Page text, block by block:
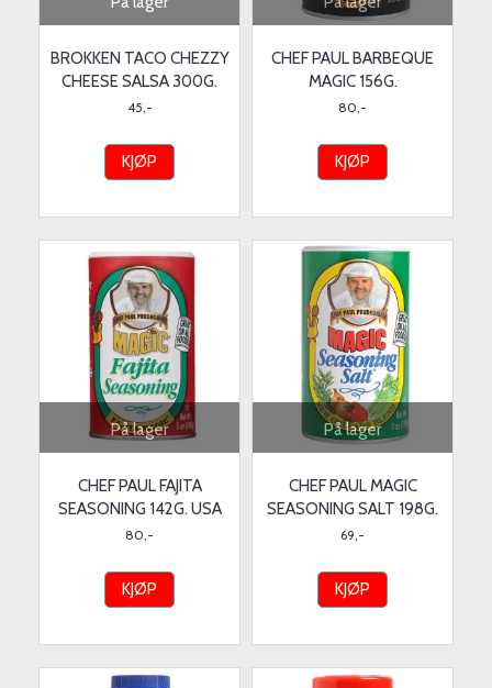
BROKKEN TACO CHEZZY
CHEESE SALSA 300G.
45,-
KJØP
CHEF PAUL BARBEQUE
MAGIC 156G.
80,-
KJØP
På lager
CHEF PAUL FAJITA
SEASONING 142G. USA
80,-
KJØP
På lager
CHEF PAUL MAGIC
SEASONING SALT 198G.
69,-
KJØP